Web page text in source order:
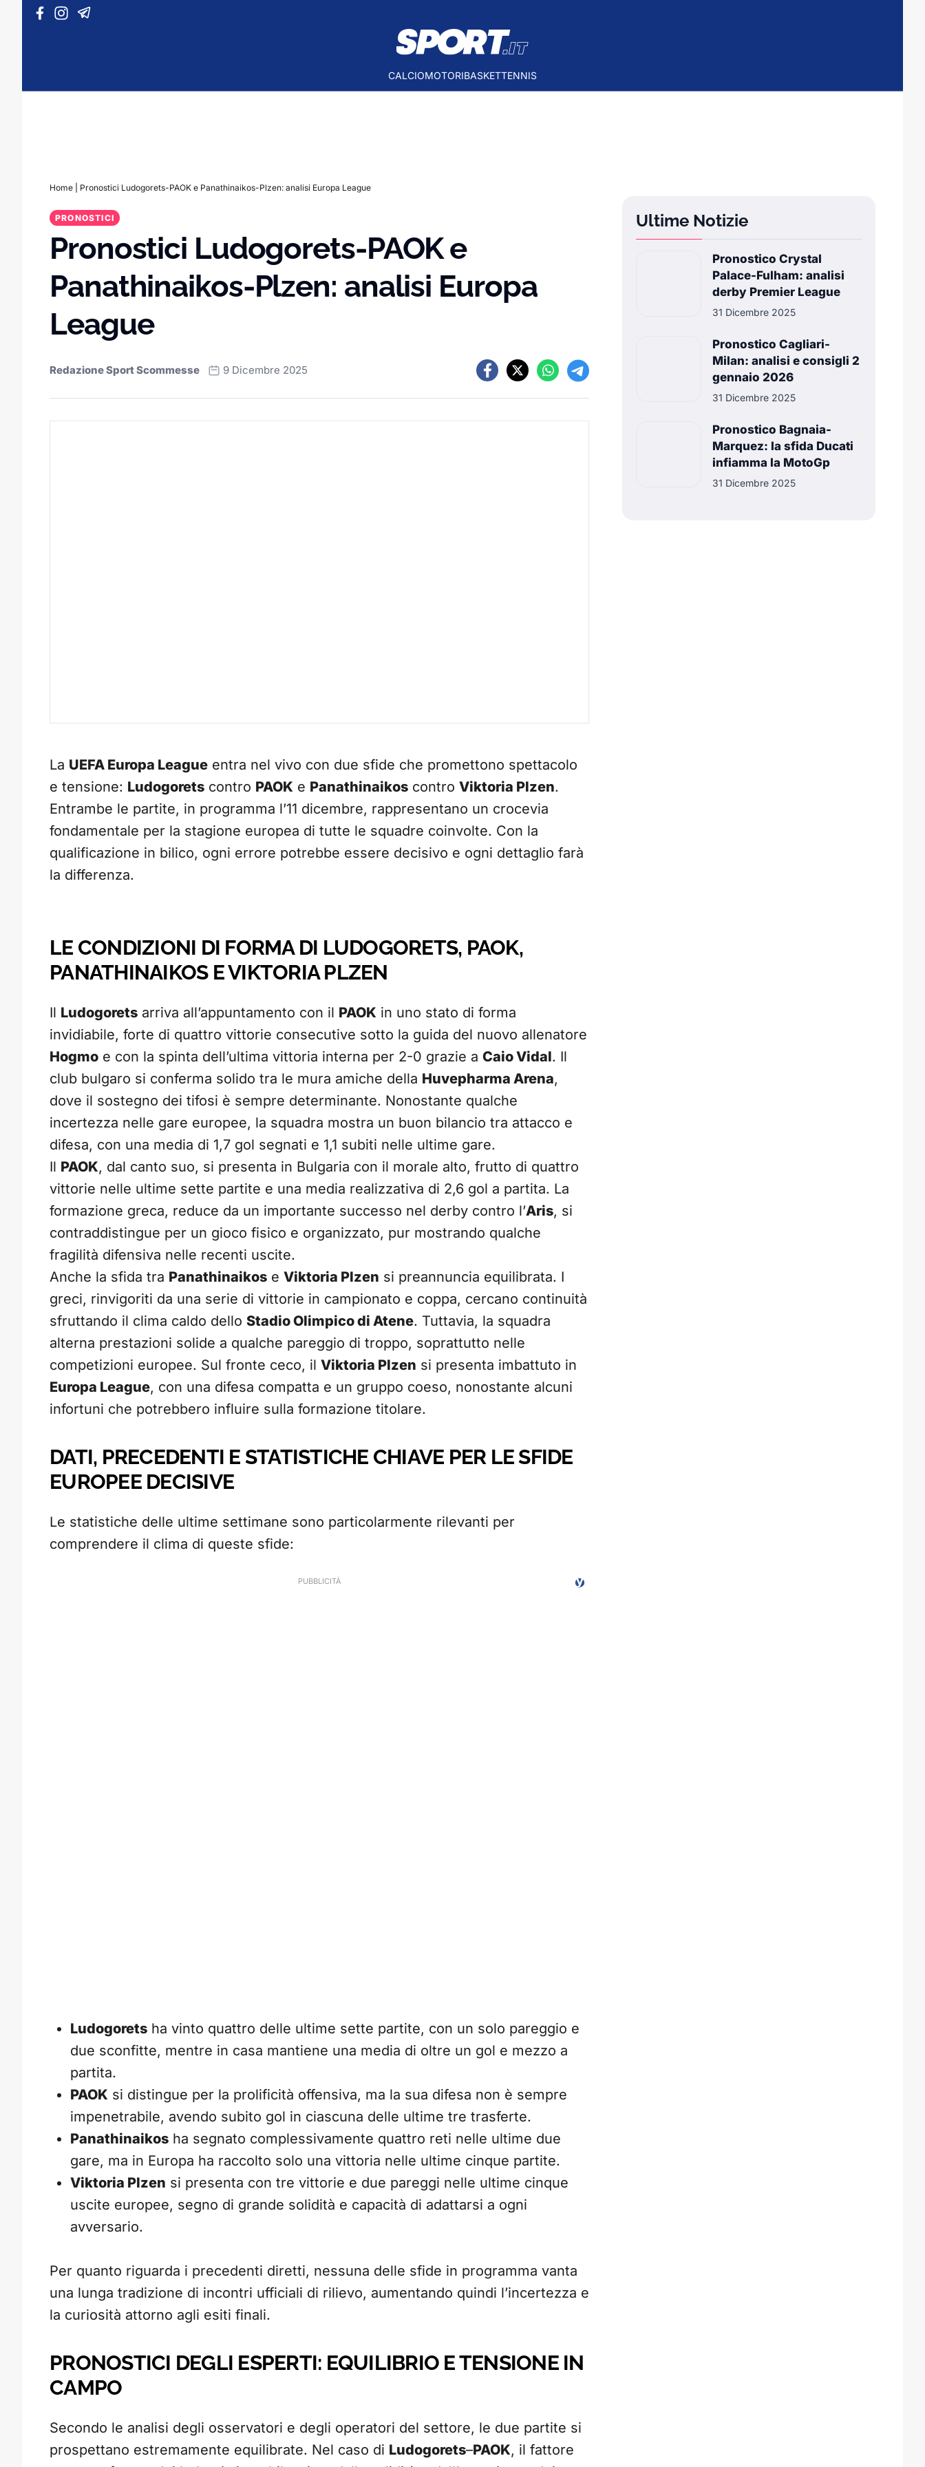
Vai al contenuto
CALCIOMOTORIBASKETTENNIS
Home Pronostici Ludogorets-PAOK e Panathinaikos-Plzen: analisi Europa League
PRONOSTICI
Pronostici Ludogorets-PAOK e
Panathinaikos-Plzen: analisi Europa
League
Redazione Sport Scommesse 9 Dicembre 2025
La UEFA Europa League entra nel vivo con due sfide che promettono spettacolo
e tensione: Ludogorets contro PAOK e Panathinaikos contro Viktoria Plzen.
Entrambe le partite, in programma l’11 dicembre, rappresentano un crocevia
fondamentale per la stagione europea di tutte le squadre coinvolte. Con la
qualificazione in bilico, ogni errore potrebbe essere decisivo e ogni dettaglio farà
la differenza.
LE CONDIZIONI DI FORMA DI LUDOGORETS, PAOK,
PANATHINAIKOS E VIKTORIA PLZEN
Il Ludogorets arriva all’appuntamento con il PAOK in uno stato di forma
invidiabile, forte di quattro vittorie consecutive sotto la guida del nuovo allenatore
Hogmo e con la spinta dell’ultima vittoria interna per 2-0 grazie a Caio Vidal. Il
club bulgaro si conferma solido tra le mura amiche della Huvepharma Arena,
dove il sostegno dei tifosi è sempre determinante. Nonostante qualche
incertezza nelle gare europee, la squadra mostra un buon bilancio tra attacco e
difesa, con una media di 1,7 gol segnati e 1,1 subiti nelle ultime gare.
Il PAOK, dal canto suo, si presenta in Bulgaria con il morale alto, frutto di quattro
vittorie nelle ultime sette partite e una media realizzativa di 2,6 gol a partita. La
formazione greca, reduce da un importante successo nel derby contro l’Aris, si
contraddistingue per un gioco fisico e organizzato, pur mostrando qualche
fragilità difensiva nelle recenti uscite.
Anche la sfida tra Panathinaikos e Viktoria Plzen si preannuncia equilibrata. I
greci, rinvigoriti da una serie di vittorie in campionato e coppa, cercano continuità
sfruttando il clima caldo dello Stadio Olimpico di Atene. Tuttavia, la squadra
alterna prestazioni solide a qualche pareggio di troppo, soprattutto nelle
competizioni europee. Sul fronte ceco, il Viktoria Plzen si presenta imbattuto in
Europa League, con una difesa compatta e un gruppo coeso, nonostante alcuni
infortuni che potrebbero influire sulla formazione titolare.
DATI, PRECEDENTI E STATISTICHE CHIAVE PER LE SFIDE
EUROPEE DECISIVE
Le statistiche delle ultime settimane sono particolarmente rilevanti per
comprendere il clima di queste sfide:
Ludogorets ha vinto quattro delle ultime sette partite, con un solo pareggio e
due sconfitte, mentre in casa mantiene una media di oltre un gol e mezzo a
partita.
PAOK si distingue per la prolificità offensiva, ma la sua difesa non è sempre
impenetrabile, avendo subito gol in ciascuna delle ultime tre trasferte.
Panathinaikos ha segnato complessivamente quattro reti nelle ultime due
gare, ma in Europa ha raccolto solo una vittoria nelle ultime cinque partite.
Viktoria Plzen si presenta con tre vittorie e due pareggi nelle ultime cinque
uscite europee, segno di grande solidità e capacità di adattarsi a ogni
avversario.
Per quanto riguarda i precedenti diretti, nessuna delle sfide in programma vanta
una lunga tradizione di incontri ufficiali di rilievo, aumentando quindi l’incertezza e
la curiosità attorno agli esiti finali.
PRONOSTICI DEGLI ESPERTI: EQUILIBRIO E TENSIONE IN
CAMPO
Secondo le analisi degli osservatori e degli operatori del settore, le due partite si
prospettano estremamente equilibrate. Nel caso di Ludogorets–PAOK, il fattore
Ultime Notizie
Pronostico Crystal
Palace-Fulham: analisi
derby Premier League
31 Dicembre 2025
Pronostico Cagliari-
Milan: analisi e consigli 2
gennaio 2026
31 Dicembre 2025
Pronostico Bagnaia-
Marquez: la sfida Ducati
infiamma la MotoGp
31 Dicembre 2025